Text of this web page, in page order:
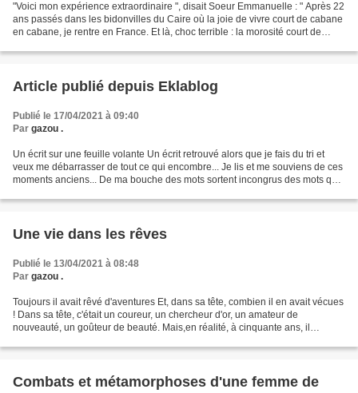
"Voici mon expérience extraordinaire ", disait Soeur Emmanuelle : " Après 22
ans passés dans les bidonvilles du Caire où la joie de vivre court de cabane
en cabane, je rentre en France. Et là, choc terrible : la morosité court de
Article publié depuis Eklablog
Publié le 17/04/2021 à 09:40
Par gazou .
Un écrit sur une feuille volante Un écrit retrouvé alors que je fais du tri et
veux me débarrasser de tout ce qui encombre... Je lis et me souviens de ces
moments anciens... De ma bouche des mots sortent incongrus des mots que
Une vie dans les rêves
Publié le 13/04/2021 à 08:48
Par gazou .
Toujours il avait rêvé d'aventures Et, dans sa tête, combien il en avait vécues
! Dans sa tête, c'était un coureur, un chercheur d'or, un amateur de
nouveauté, un goûteur de beauté. Mais,en réalité, à cinquante ans, il
Combats et métamorphoses d'une femme de